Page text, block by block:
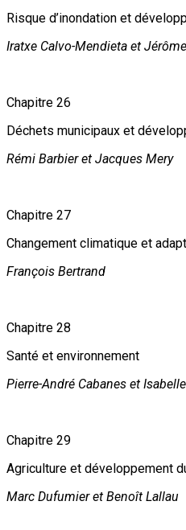
Risque d’inondation et
Iratxe Calvo-Mendieta et
Chapitre 26
Déchets municipaux et
Rémi Barbier et Jacques Mery
Chapitre 27
Changement climatique et
François Bertrand
Chapitre 28
Santé et environnement
Pierre-André Cabanes et
Chapitre 29
Agriculture et développement
Marc Dufumier et Benoît Lallau